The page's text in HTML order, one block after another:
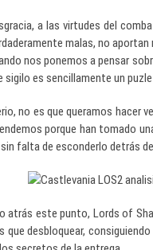
a las virtudes del
malas, no
nos ponemos a pensar
sigilo es sencillamente un
no es que queramos hacer
porque han tomado
falta de esconderlo detrás
atrás este punto, Lords of
que desbloquear,